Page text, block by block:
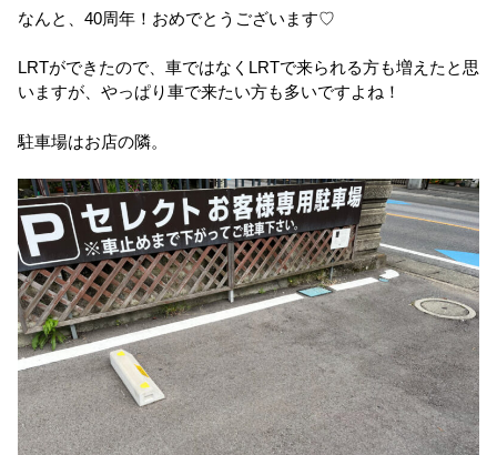
なんと、40周年！おめでとうございます♡
LRTができたので、車ではなくLRTで来られる方も増えたと思
いますが、やっぱり車で来たい方も多いですよね！
駐車場はお店の隣。